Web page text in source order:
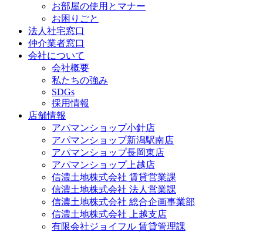
お部屋の使用とマナー
お困りごと
法人社宅窓口
仲介業者窓口
会社について
会社概要
私たちの強み
SDGs
採用情報
店舗情報
アパマンショップ小針店
アパマンショップ新潟駅南店
アパマンショップ長岡東店
アパマンショップ上越店
信濃土地株式会社 賃貸営業課
信濃土地株式会社 法人営業課
信濃土地株式会社 総合企画事業部
信濃土地株式会社 上越支店
有限会社ジョイフル 賃貸管理課